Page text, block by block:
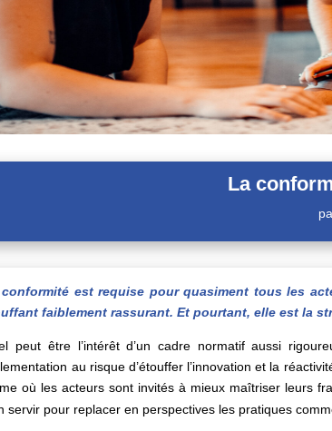
La
est requise pour quasiment tous les
faiblement rassurant. Et pourtant, elle est la
peut être l’intérêt d’un cadre normatif aussi
au risque d’étouffer l’innovation et la
où les acteurs sont invités à mieux maîtriser leurs
servir pour replacer en perspectives les pratiques